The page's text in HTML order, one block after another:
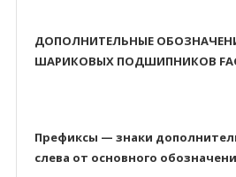
ДОПОЛНИТЕЛЬНЫЕ
ШАРИКОВЫХ ПОДШИПНИКОВ
Префиксы — знаки
слева от основного